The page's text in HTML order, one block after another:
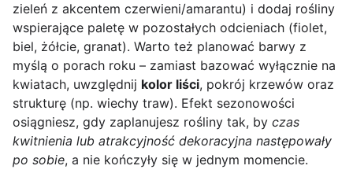
zieleń z akcentem czerwieni/amarantu) i dodaj rośliny
wspierające paletę w pozostałych odcieniach (fiolet,
biel, żółcie, granat). Warto też planować barwy z
myślą o porach roku – zamiast bazować wyłącznie na
kwiatach, uwzględnij kolor liści, pokrój krzewów oraz
strukturę (np. wiechy traw). Efekt sezonowości
osiągniesz, gdy zaplanujesz rośliny tak, by czas
kwitnienia lub atrakcyjność dekoracyjna następowały
po sobie, a nie kończyły się w jednym momencie.